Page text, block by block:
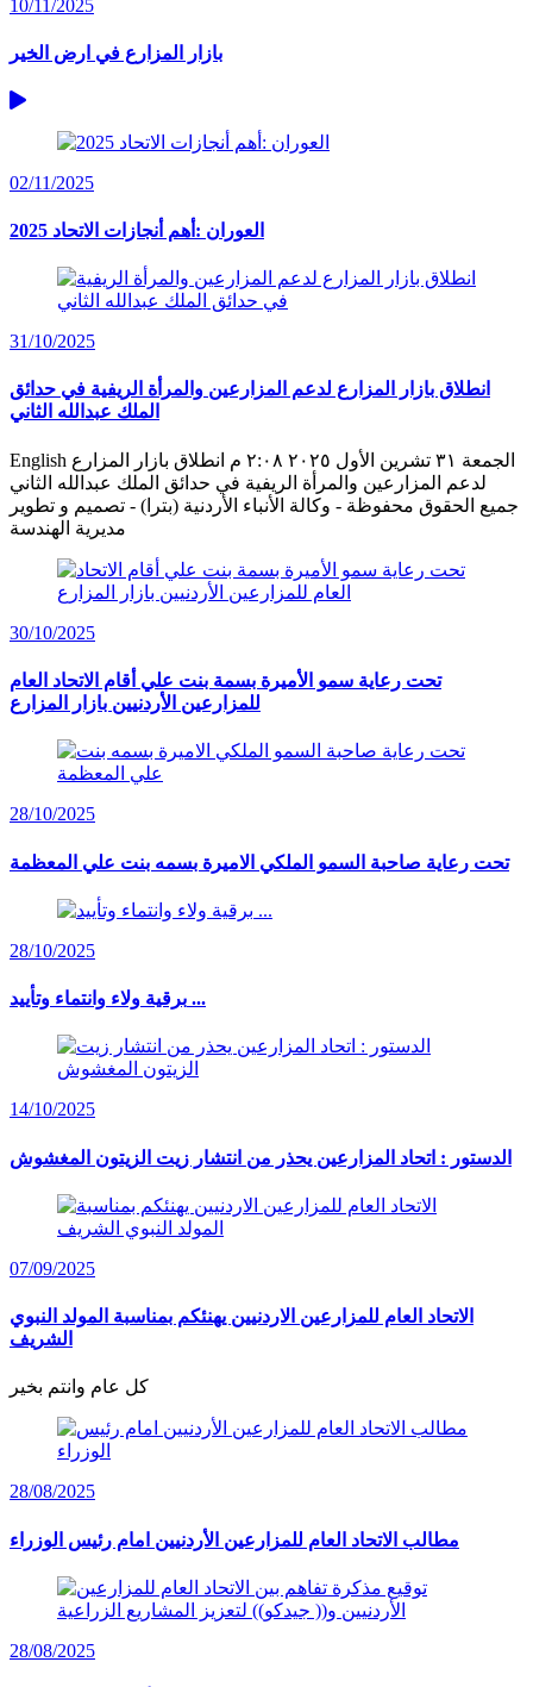
10/11/2025
بازار المزارع في ارض الخير
02/11/2025
العوران :أهم أنجازات الاتحاد 2025
31/10/2025
انطلاق بازار المزارع لدعم المزارعين والمرأة الريفية في حدائق
الملك عبدالله الثاني
English الجمعة ٣١ تشرين الأول ٢٠٢٥ ٢:٠٨ م انطلاق بازار المزارع
لدعم المزارعين والمرأة الريفية في حدائق الملك عبدالله الثاني
جميع الحقوق محفوظة - وكالة الأنباء الأردنية (بترا) - تصميم و تطوير
مديرية الهندسة
30/10/2025
تحت رعاية سمو الأميرة بسمة بنت علي أقام الاتحاد العام
للمزارعين الأردنيين بازار المزارع
28/10/2025
تحت رعاية صاحبة السمو الملكي الاميرة بسمه بنت علي المعظمة
28/10/2025
برقية ولاء وانتماء وتأييد ...
14/10/2025
الدستور : اتحاد المزارعين يحذر من انتشار زيت الزيتون المغشوش
07/09/2025
الاتحاد العام للمزارعين الاردنيين يهنئكم بمناسبة المولد النبوي
الشريف
كل عام وانتم بخير
28/08/2025
مطالب الاتحاد العام للمزارعين الأردنيين امام رئيس الوزراء
28/08/2025